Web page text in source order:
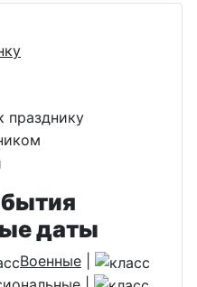
даты
Военные